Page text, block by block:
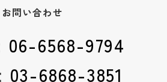
お問い合わせ
06-6568-9794
03-6868-3851